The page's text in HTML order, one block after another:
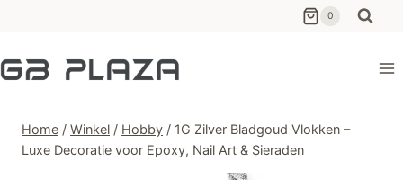
de
inhoud
0
Home / Winkel / Hobby / 1G Zilver Bladgoud Vlokken –
Luxe Decoratie voor Epoxy, Nail Art & Sieraden